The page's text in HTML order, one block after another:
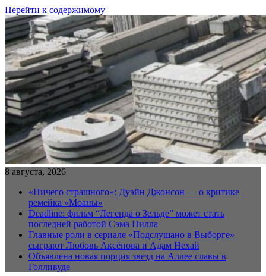
Перейти к содержимому
8 августа, 2026
«Ничего страшного»: Дуэйн Джонсон — о критике
ремейка «Моаны»
Deadline: фильм “Легенда о Зельде” может стать
последней работой Сэма Нилла
Главные роли в сериале «Подслушано в Выборге»
сыграют Любовь Аксёнова и Адам Нехай
Объявлена новая порция звезд на Аллее славы в
Голливуде